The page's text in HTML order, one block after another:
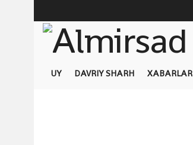
UY DAVRIY SHARH XABARLAR